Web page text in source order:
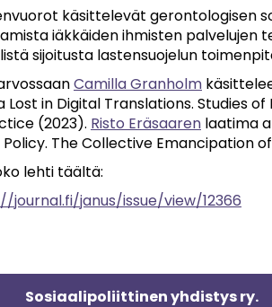
käsittelevät gerontologisen
iäkkäiden ihmisten palvelujen
sijoitusta lastensuojelun
Camilla Granholm
Lost in Digital Translations. Studies
(2023). Risto Eräsaaren laatima
Policy. The Collective Emancipation
lehti täältä:
journal.fi/janus/issue/view/12366
Sosiaalipoliittinen yhdistys ry.